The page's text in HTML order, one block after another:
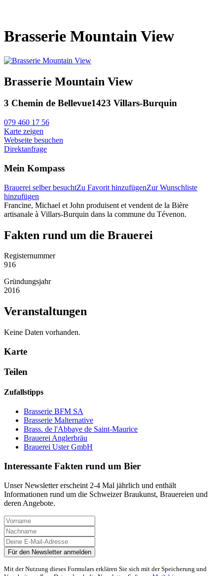
Brasserie Mountain View
Brasserie Mountain View
3 Chemin de Bellevue1423 Villars-Burquin
079 460 17 56
Karte zeigen
Webseite besuchen
Direktanfrage
Mein Kompass
Brauerei selber besuchtZu Favorit hinzufügenZur Wunschliste
hinzufügen
Francine, Michael et John produisent et vendent de la Bière
artisanale à Villars-Burquin dans la commune du Tévenon.
Fakten rund um die Brauerei
Registernummer
916
Gründungsjahr
2016
Veranstaltungen
Keine Daten vorhanden.
Karte
Teilen
Zufallstipps
Brasserie BFM SA
Brasserie Malternative
Brass. de l'Abbaye de Saint-Maurice
Brauerei Anglerbräu
Brauerei Uster GmbH
Interessante Fakten rund um Bier
Unser Newsletter erscheint 2-4 Mal jährlich und enthält
Informationen rund um die Schweizer Braukunst, Brauereien und
deren Angebote.
Mit der Nutzung dieses Formulars erklären Sie sich mit der Speicherung und